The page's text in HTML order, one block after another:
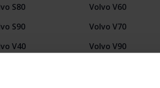
S80
S90
V40
Volvo V60
Volvo V70
Volvo V90